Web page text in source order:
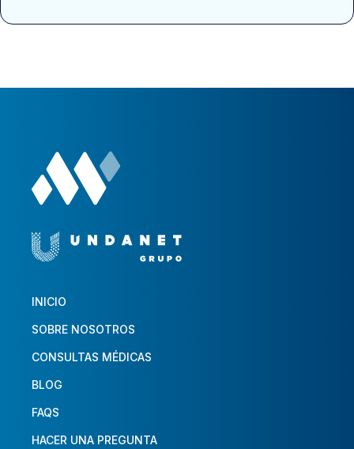
INICIO
SOBRE NOSOTROS
CONSULTAS MÉDICAS
BLOG
FAQS
HACER UNA PREGUNTA